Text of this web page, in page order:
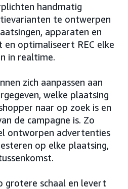
handmatig
te ontwerpen
apparaten en
en optimaliseert REC elke
in realtime.
zich aanpassen aan
welke plaatsing
naar op zoek is en
de campagne is. Zo
ontworpen advertenties
op elke plaatsing,
grotere schaal en levert